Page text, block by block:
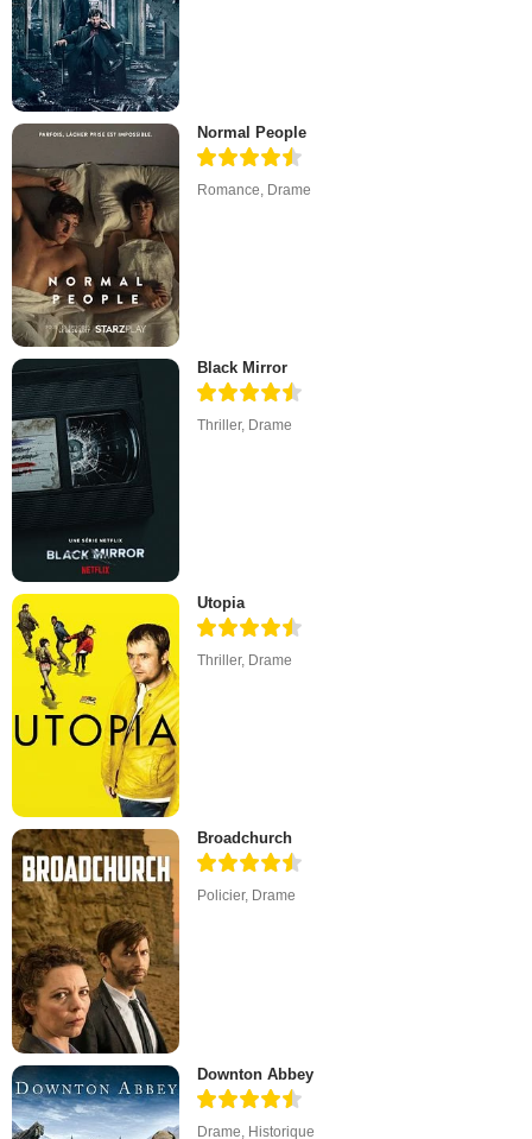
Normal People
Romance Drame
Black Mirror
Thriller, Drame
Utopia
Thriller, Drame
Broadchurch
Policier, Drame
Downton Abbey
Drame Historique